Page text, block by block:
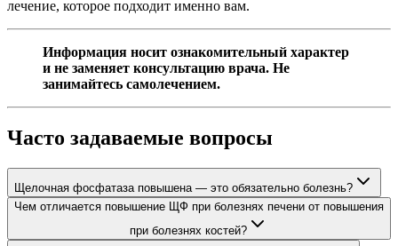
лечение, которое подходит именно вам.
Информация носит ознакомительный характер
и не заменяет консультацию врача. Не
занимайтесь самолечением.
Часто задаваемые вопросы
Щелочная фосфатаза повышена — это обязательно болезнь?
Чем отличается повышение ЩФ при болезнях печени от повышения
при болезнях костей?